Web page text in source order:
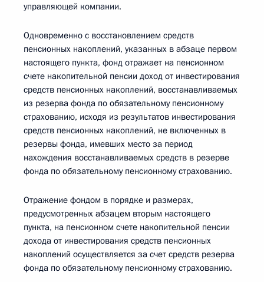
управляющей компании.
Одновременно с восстановлением средств
пенсионных накоплений, указанных в абзаце первом
настоящего пункта, фонд отражает на пенсионном
счете накопительной пенсии доход от инвестирования
средств пенсионных накоплений, восстанавливаемых
из резерва фонда по обязательному пенсионному
страхованию, исходя из результатов инвестирования
средств пенсионных накоплений, не включенных в
резервы фонда, имевших место за период
нахождения восстанавливаемых средств в резерве
фонда по обязательному пенсионному страхованию.
Отражение фондом в порядке и размерах,
предусмотренных абзацем вторым настоящего
пункта, на пенсионном счете накопительной пенсии
дохода от инвестирования средств пенсионных
накоплений осуществляется за счет средств резерва
фонда по обязательному пенсионному страхованию.